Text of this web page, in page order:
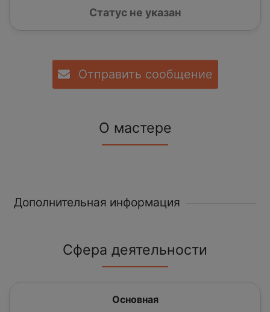
Статус не указан
Отправить сообщение
О мастере
Дополнительная информация
Сфера деятельности
Основная